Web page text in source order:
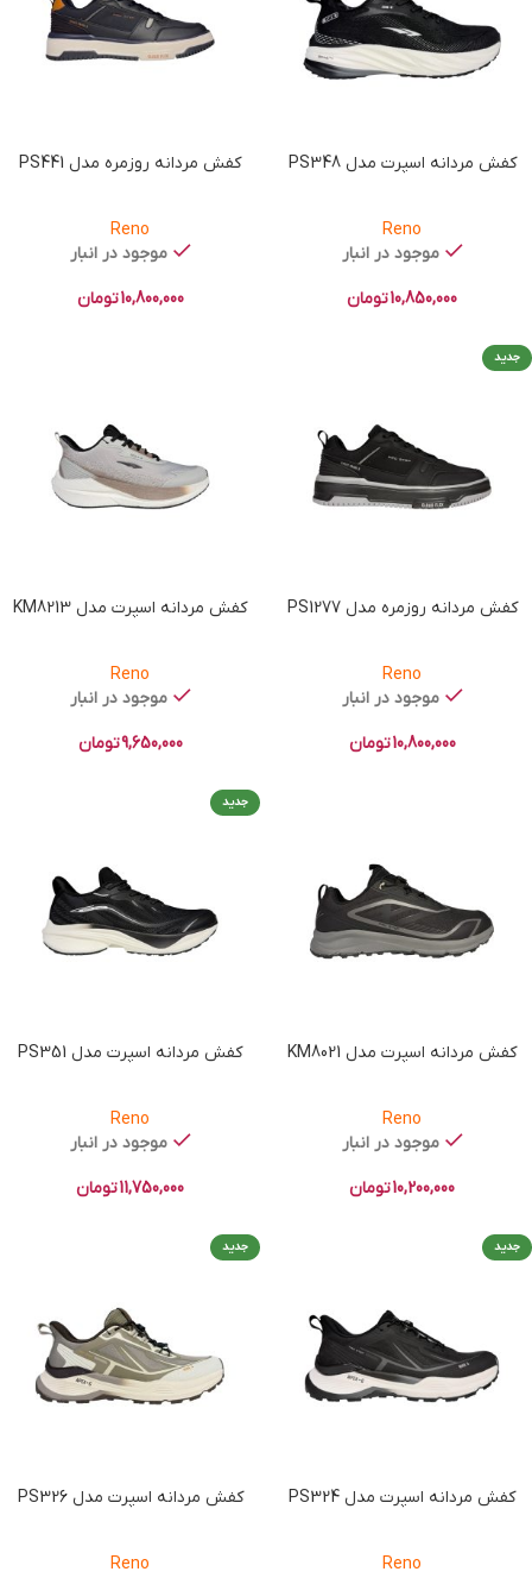
کفش مردانه اسپرت مدل PS348
Reno
موجود در انبار
10,850,000تومان
کفش مردانه روزمره مدل PS441
Reno
موجود در انبار
10,800,000تومان
جدید
کفش مردانه روزمره مدل PS1277
Reno
موجود در انبار
10,800,000تومان
کفش مردانه اسپرت مدل KM8213
Reno
موجود در انبار
9,650,000تومان
کفش مردانه اسپرت مدل KM8021
Reno
موجود در انبار
10,200,000تومان
جدید
کفش مردانه اسپرت مدل PS351
Reno
موجود در انبار
11,750,000تومان
جدید
کفش مردانه اسپرت مدل PS324
Reno
جدید
کفش مردانه اسپرت مدل PS326
Reno